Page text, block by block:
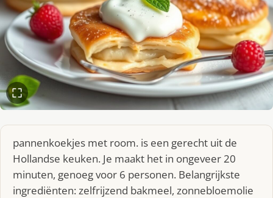
pannenkoekjes met room. is een gerecht uit de
Hollandse keuken. Je maakt het in ongeveer 20
minuten, genoeg voor 6 personen. Belangrijkste
ingrediënten: zelfrijzend bakmeel, zonnebloemolie